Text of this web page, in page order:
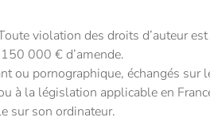
violation des droits d’auteur
000 € d’amende.
ou pornographique, échangés sur
à la législation applicable en
sur son ordinateur.